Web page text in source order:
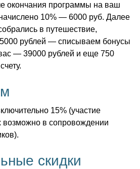
окончания программы на ваш
10% — 6000 руб. Далее
в путешествие,
рублей — списываем бонусы
— 39000 рублей и еще 750
15% (участие
возможно в сопровождении
скидки